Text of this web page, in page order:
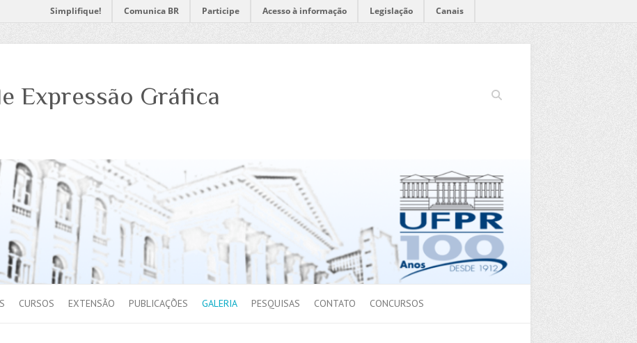
Simplifique! Comunica BR Participe Acesso à informação Legislação Canais
Search
Expressão Gráfica
CURSOS EXTENSÃO PUBLICAÇÕES GALERIA PESQUISAS CONTATO CONCURSOS